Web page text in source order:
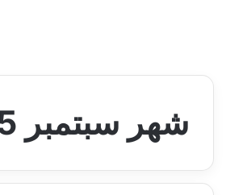
شهر سبتمبر 2025